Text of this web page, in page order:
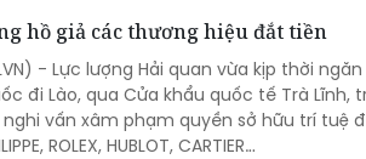
hồ giả các thương hiệu đắt tiền
- Lực lượng Hải quan vừa kịp thời
đi Lào, qua Cửa khẩu quốc tế Trà
vấn xâm phạm quyền sở hữu trí tuệ
ROLEX, HUBLOT, CARTIER…